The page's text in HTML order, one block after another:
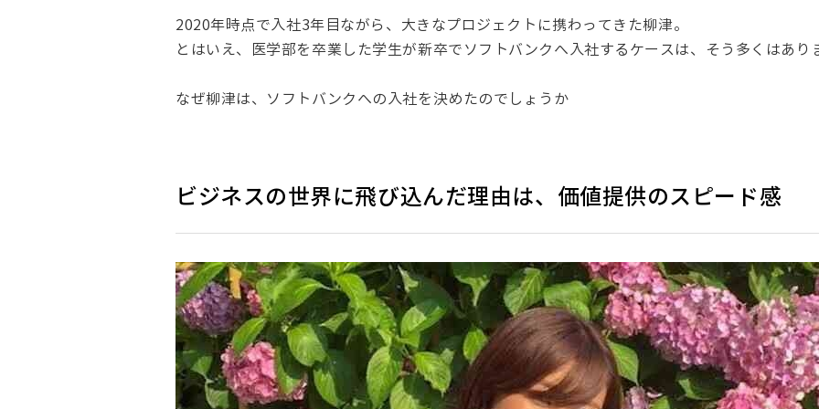
2020年時点で入社3年目ながら、大きなプロジェクトに携わってきた柳津。
とはいえ、医学部を卒業した学生が新卒でソフトバンクへ入社するケースは、そう多くはあり
なぜ柳津は、ソフトバンクへの入社を決めたのでしょうか
ビジネスの世界に飛び込んだ理由は、価値提供のスピード感